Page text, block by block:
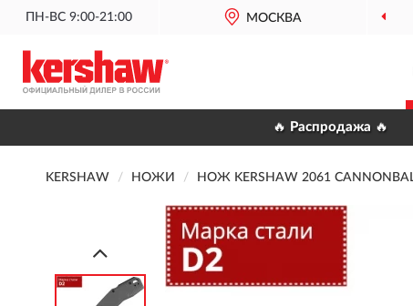
ПН-ВС 9:00-21:00 МОСКВА
🔥 Распродажа 🔥
KERSHAW НОЖИ НОЖ KERSHAW 2061